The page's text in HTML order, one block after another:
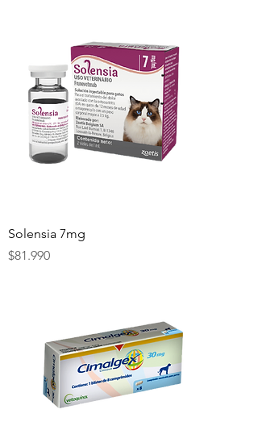
Solensia 7mg
Precio
$81.990